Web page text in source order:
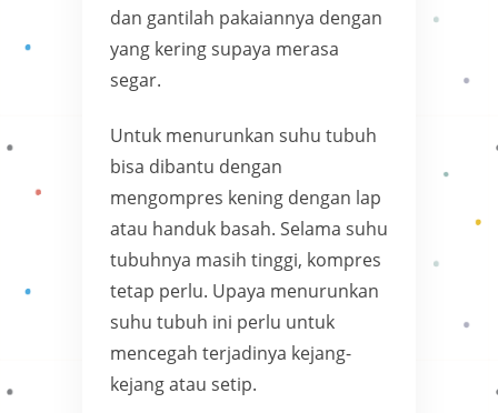
dan gantilah pakaiannya dengan
yang kering supaya merasa
segar.
Untuk menurunkan suhu tubuh
bisa dibantu dengan
mengompres kening dengan lap
atau handuk basah. Selama suhu
tubuhnya masih tinggi, kompres
tetap perlu. Upaya menurunkan
suhu tubuh ini perlu untuk
mencegah terjadinya kejang-
kejang atau setip.